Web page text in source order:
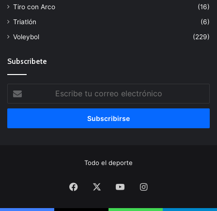
Tiro con Arco
(16)
Triatlón
(6)
Voleybol
(229)
Subscribete
tu
correo
Todo el deporte
Facebook YouTubeInstagram